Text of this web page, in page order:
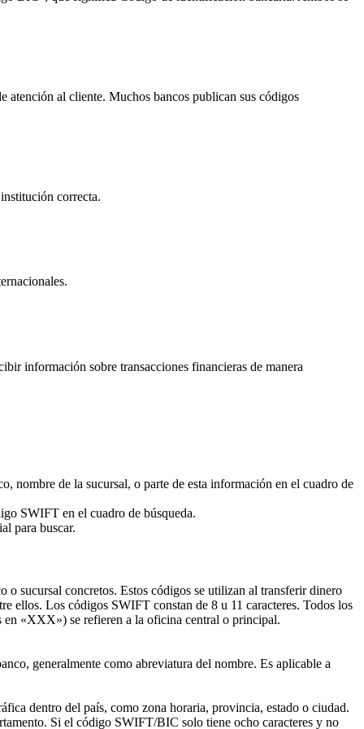
al cliente. Muchos bancos publican sus códigos
correcta.
información sobre transacciones financieras de manera
nombre de la sucursal, o parte de esta información en el cuadro de
SWIFT en el cuadro de búsqueda.
para buscar.
sucursal concretos. Estos códigos se utilizan al transferir dinero
ellos. Los códigos SWIFT constan de 8 u 11 caracteres. Todos los
en «XXX») se refieren a la oficina central o principal.
generalmente como abreviatura del nombre. Es aplicable a
dentro del país, como zona horaria, provincia, estado o ciudad.
Si el código SWIFT/BIC solo tiene ocho caracteres y no